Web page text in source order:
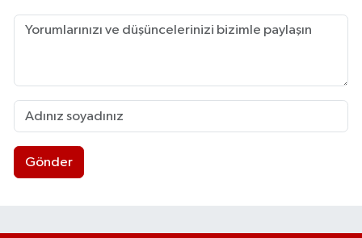
Gönder